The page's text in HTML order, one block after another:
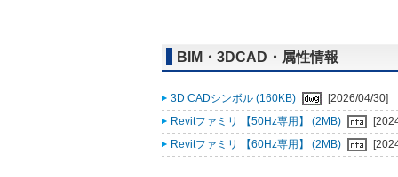
BIM・3DCAD・属性情報
3D CADシンボル (160KB)
[2026/04/30]
Revitファミリ 【50Hz専用】 (2MB)
Revitファミリ 【60Hz専用】 (2MB)